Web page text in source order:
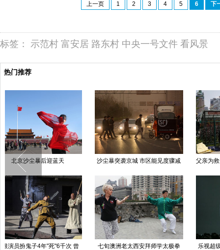
上一页 1 2 3 4 5 6 下
标签： 示范村 富安居 路东村 中央一号文件 看风景
热门推荐
呼格案真凶赵志红今日二审 一审
《冰与火之歌》大型纸雕亮相北京
温州矾山杜鹃花节一架子坍塌 多
大卫·霍克尼北大讲座 场面火爆临